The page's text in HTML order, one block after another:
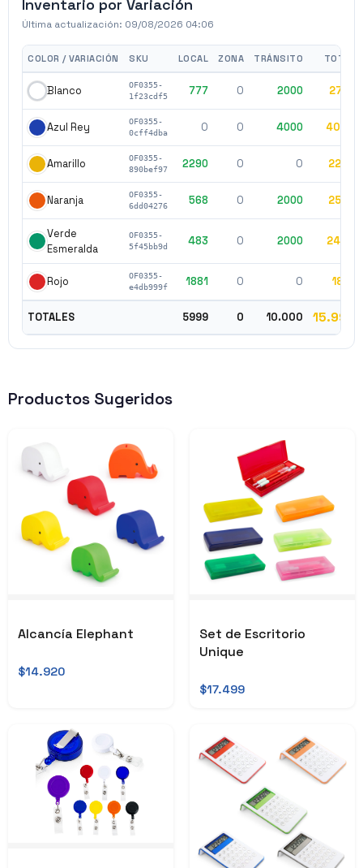
Inventario por Variación
Última actualización: 09/08/2026 04:06
COLOR / VARIACIÓN SKU LOCAL ZONA TRÁNSITO TOTAL
Blanco
OF0355-
1f23cdf5
777 0 2000 2777
Azul Rey
OF0355-
0cff4dba
0 0 4000 4000
Amarillo
OF0355-
890bef97
2290 0 0 2290
Naranja
OF0355-
6dd04276
568 0 2000 2568
Verde
Esmeralda
OF0355-
5f45bb9d
483 0 2000 2483
Rojo
OF0355-
e4db999f
1881 0 0 1881
TOTALES 5999 0 10.000 15.999
Productos Sugeridos
Alcancía Elephant
$14.920
Set de Escritorio
Unique
$17.499